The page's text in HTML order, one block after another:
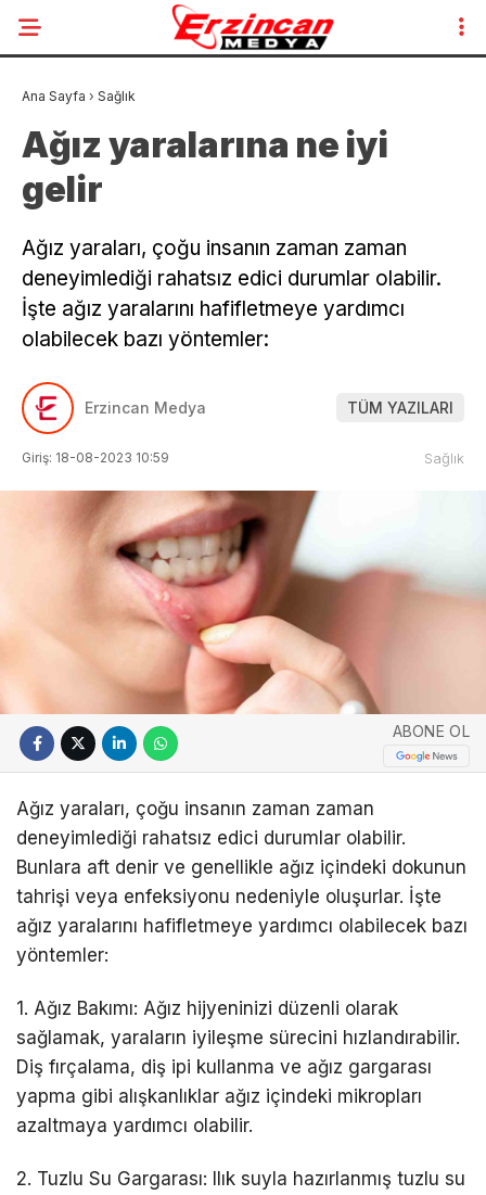
Ana Sayfa › Sağlık
Ağız yaralarına ne iyi
gelir
Ağız yaraları, çoğu insanın zaman zaman
deneyimlediği rahatsız edici durumlar olabilir.
İşte ağız yaralarını hafifletmeye yardımcı
olabilecek bazı yöntemler:
Erzincan Medya TÜM YAZILARI
Giriş: 18-08-2023 10:59 Sağlık
ABONE OL
Ağız yaraları, çoğu insanın zaman zaman
deneyimlediği rahatsız edici durumlar olabilir.
Bunlara aft denir ve genellikle ağız içindeki dokunun
tahrişi veya enfeksiyonu nedeniyle oluşurlar. İşte
ağız yaralarını hafifletmeye yardımcı olabilecek bazı
yöntemler:
1. Ağız Bakımı: Ağız hijyeninizi düzenli olarak
sağlamak, yaraların iyileşme sürecini hızlandırabilir.
Diş fırçalama, diş ipi kullanma ve ağız gargarası
yapma gibi alışkanlıklar ağız içindeki mikropları
azaltmaya yardımcı olabilir.
2. Tuzlu Su Gargarası: Ilık suyla hazırlanmış tuzlu su